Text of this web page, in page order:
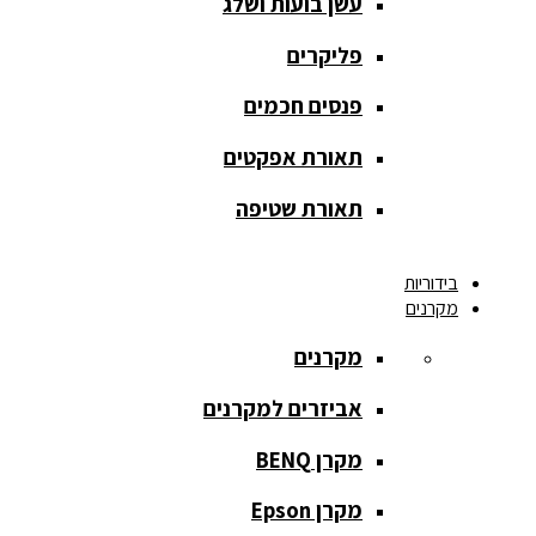
מסך הקרנה
roll up
מסך הקרנה
חצובה
ידני
מסך הקרנה
מסך הקרנה
קבוע
פליקרים
פנסים חכמים
תאורת אפקטים
תאורת שטיפה
בידוריות
מקרנים
מקרנים
אביזרים למקרנים
מקרן BENQ
מקרן Epson